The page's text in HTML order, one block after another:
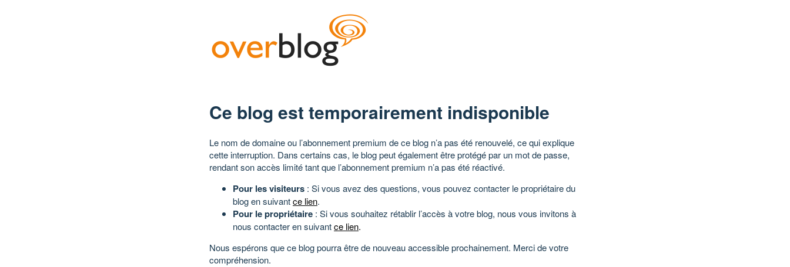
Ce blog est temporairement indisponible
Le nom de domaine ou l’abonnement premium de ce blog n’a pas été renouvelé, ce qui explique
cette interruption. Dans certains cas, le blog peut également être protégé par un mot de passe,
rendant son accès limité tant que l’abonnement premium n’a pas été réactivé.
Pour les visiteurs : Si vous avez des questions, vous pouvez contacter le propriétaire du
blog en suivantce lien.
Pour le propriétaire : Si vous souhaitez rétablir l’accès à votre blog, nous vous invitons à
nous contacter en suivantce lien.
Nous espérons que ce blog pourra être de nouveau accessible prochainement. Merci de votre
compréhension.